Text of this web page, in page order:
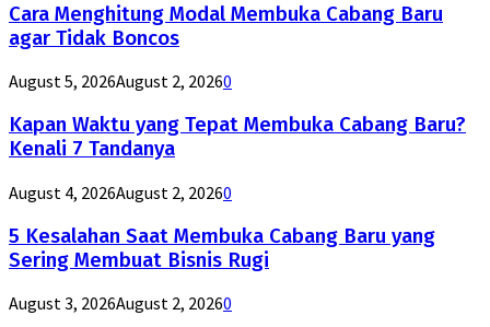
Cara Menghitung Modal Membuka Cabang Baru
agar Tidak Boncos
August 5, 2026August 2, 20260
Kapan Waktu yang Tepat Membuka Cabang Baru?
Kenali 7 Tandanya
August 4, 2026August 2, 20260
5 Kesalahan Saat Membuka Cabang Baru yang
Sering Membuat Bisnis Rugi
August 3, 2026August 2, 20260